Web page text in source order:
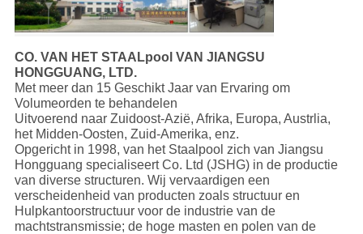
CO. VAN HET STAALpool VAN JIANGSU
HONGGUANG, LTD.
Met meer dan 15 Geschikt Jaar van Ervaring om
Volumeorden te behandelen
Uitvoerend naar Zuidoost-Azië, Afrika, Europa, Austrlia,
het Midden-Oosten, Zuid-Amerika, enz.
Opgericht in 1998, van het Staalpool zich van Jiangsu
Hongguang specialiseert Co. Ltd (JSHG) in de productie
van diverse structuren. Wij vervaardigen een
verscheidenheid van producten zoals structuur en
Hulpkantoorstructuur voor de industrie van de
machtstransmissie; de hoge masten en polen van de